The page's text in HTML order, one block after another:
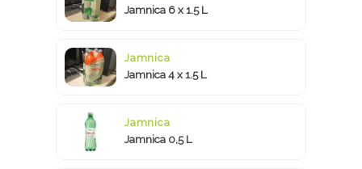
Jamnica 6 x 1.5 L
Jamnica
Jamnica 4 x 1.5 L
Jamnica
Jamnica 0,5 L